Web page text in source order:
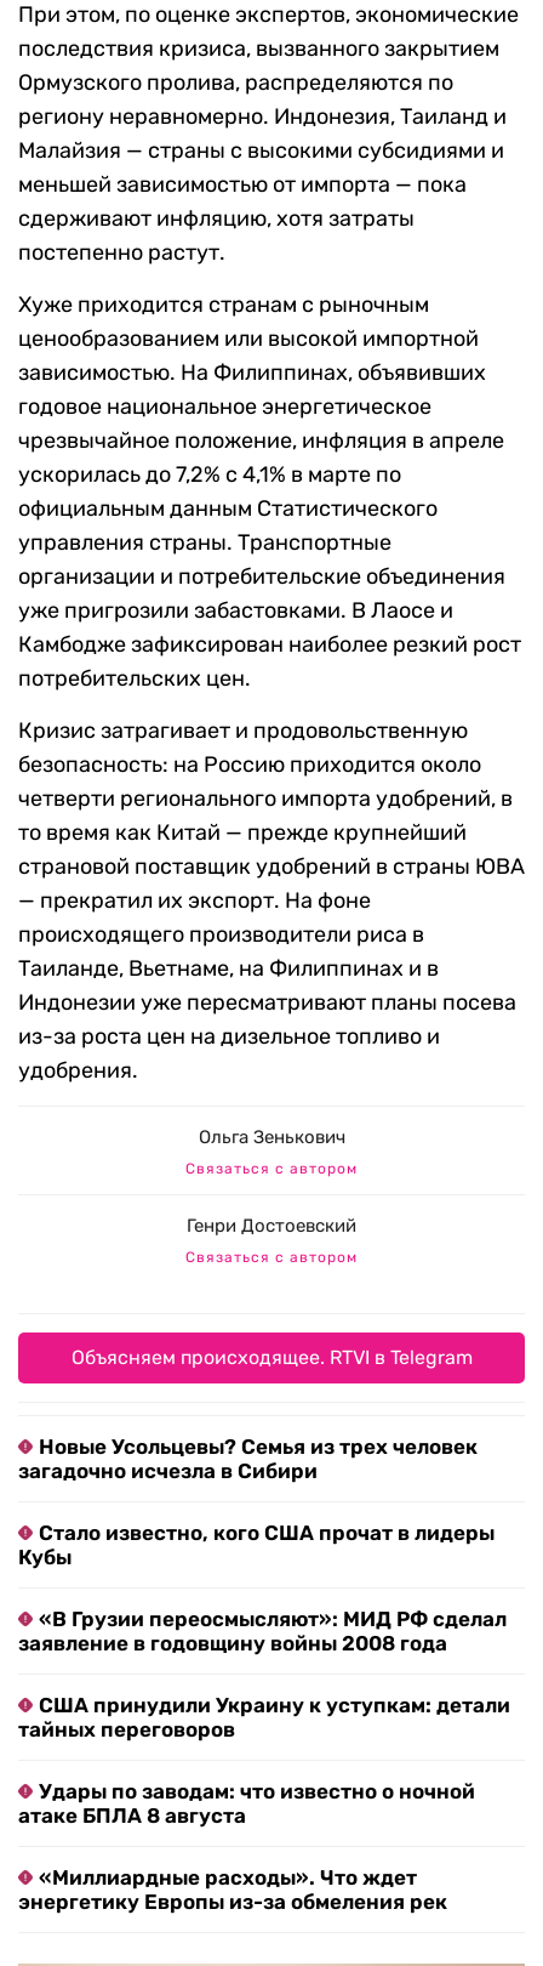
При этом, по оценке экспертов, экономические
последствия кризиса, вызванного закрытием
Ормузского пролива, распределяются по
региону неравномерно. Индонезия, Таиланд и
Малайзия — страны с высокими субсидиями и
меньшей зависимостью от импорта — пока
сдерживают инфляцию, хотя затраты
постепенно растут.
Хуже приходится странам с рыночным
ценообразованием или высокой импортной
зависимостью. На Филиппинах, объявивших
годовое национальное энергетическое
чрезвычайное положение, инфляция в апреле
ускорилась до 7,2% с 4,1% в марте по
официальным данным Статистического
управления страны. Транспортные
организации и потребительские объединения
уже пригрозили забастовками. В Лаосе и
Камбодже зафиксирован наиболее резкий рост
потребительских цен.
Кризис затрагивает и продовольственную
безопасность: на Россию приходится около
четверти регионального импорта удобрений, в
то время как Китай — прежде крупнейший
страновой поставщик удобрений в страны ЮВА
— прекратил их экспорт. На фоне
происходящего производители риса в
Таиланде, Вьетнаме, на Филиппинах и в
Индонезии уже пересматривают планы посева
из-за роста цен на дизельное топливо и
удобрения.
Ольга Зенькович
Связаться с автором
Генри Достоевский
Связаться с автором
Объясняем происходящее. RTVI в Telegram
Новые Усольцевы? Семья из трех человек
загадочно исчезла в Сибири
Стало известно, кого США прочат в лидеры
Кубы
«В Грузии переосмысляют»: МИД РФ сделал
заявление в годовщину войны 2008 года
США принудили Украину к уступкам: детали
тайных переговоров
Удары по заводам: что известно о ночной
атаке БПЛА 8 августа
«Миллиардные расходы». Что ждет
энергетику Европы из-за обмеления рек